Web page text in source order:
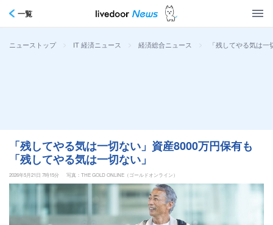
一覧
ニューストップ > IT 経済ニュース > 経済総合ニュース > 「残してやる気は
「残してやる気は一切ない」資産8000万円保有も
「残してやる気は一切ない」
2026年5月21日 7時15分 写真：THE GOLD ONLINE（ゴールドオンライン）